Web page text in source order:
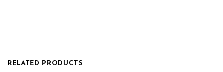
RELATED PRODUCTS